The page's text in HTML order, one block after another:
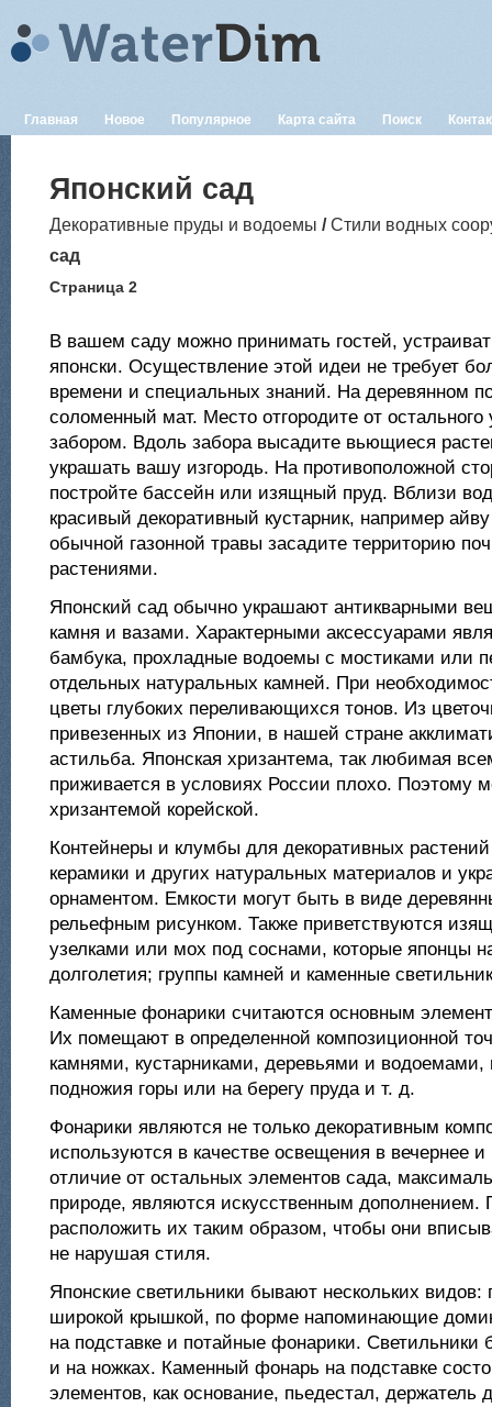
Главная Новое Популярное Карта сайта Поиск
Японский сад
Декоративные пруды и водоемы /Стили водных
сад
Страница 2
В вашем саду можно принимать гостей,
японски. Осуществление этой идеи не требует
времени и специальных знаний. На деревянном
соломенный мат. Место отгородите от
забором. Вдоль забора высадите вьющиеся
украшать вашу изгородь. На противоположной
постройте бассейн или изящный пруд. Вблизи
красивый декоративный кустарник, например
обычной газонной травы засадите территорию
растениями.
Японский сад обычно украшают антикварными
камня и вазами. Характерными аксессуарами
бамбука, прохладные водоемы с мостиками или
отдельных натуральных камней. При
цветы глубоких переливающихся тонов. Из
привезенных из Японии, в нашей стране
астильба. Японская хризантема, так любимая
приживается в условиях России плохо. Поэтому
хризантемой корейской.
Контейнеры и клумбы для декоративных
керамики и других натуральных материалов и
орнаментом. Емкости могут быть в виде
рельефным рисунком. Также приветствуются
узелками или мох под соснами, которые японцы
долголетия; группы камней и каменные
Каменные фонарики считаются основным
Их помещают в определенной композиционной
камнями, кустарниками, деревьями и водоемами,
подножия горы или на берегу пруда и т. д.
Фонарики являются не только декоративным
используются в качестве освещения в вечернее
отличие от остальных элементов сада,
природе, являются искусственным дополнением.
расположить их таким образом, чтобы они
не нарушая стиля.
Японские светильники бывают нескольких
широкой крышкой, по форме напоминающие
на подставке и потайные фонарики. Светильники
и на ножках. Каменный фонарь на подставке
элементов, как основание, пьедестал, держатель